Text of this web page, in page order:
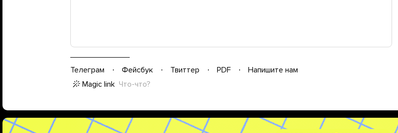
Телеграм Фейсбук Твиттер PDF
Напишите нам
Magic link Что-что?